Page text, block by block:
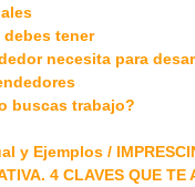
debes tener
necesita para
buscas trabajo?
y Ejemplos /
4 CLAVES QUE TE